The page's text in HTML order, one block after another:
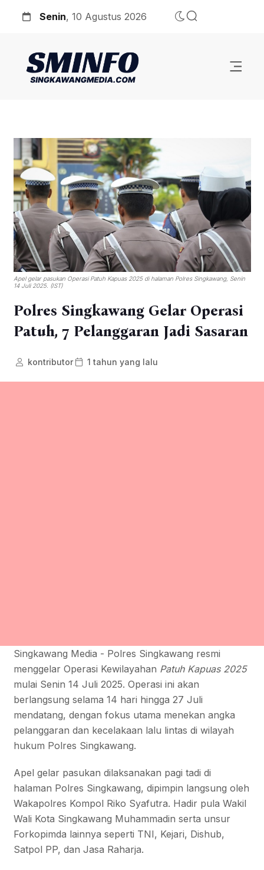
Senin, 10 Agustus 2026
Apel gelar pasukan Operasi Patuh Kapuas 2025 di halaman Polres Singkawang, Senin
14 Juli 2025. (IST)
Polres Singkawang Gelar Operasi
Patuh, 7 Pelanggaran Jadi Sasaran
kontributor 1 tahun yang lalu
Singkawang Media - Polres Singkawang resmi
menggelar Operasi Kewilayahan Patuh Kapuas 2025
mulai Senin 14 Juli 2025. Operasi ini akan
berlangsung selama 14 hari hingga 27 Juli
mendatang, dengan fokus utama menekan angka
pelanggaran dan kecelakaan lalu lintas di wilayah
hukum Polres Singkawang.
Apel gelar pasukan dilaksanakan pagi tadi di
halaman Polres Singkawang, dipimpin langsung oleh
Wakapolres Kompol Riko Syafutra. Hadir pula Wakil
Wali Kota Singkawang Muhammadin serta unsur
Forkopimda lainnya seperti TNI, Kejari, Dishub,
Satpol PP, dan Jasa Raharja.